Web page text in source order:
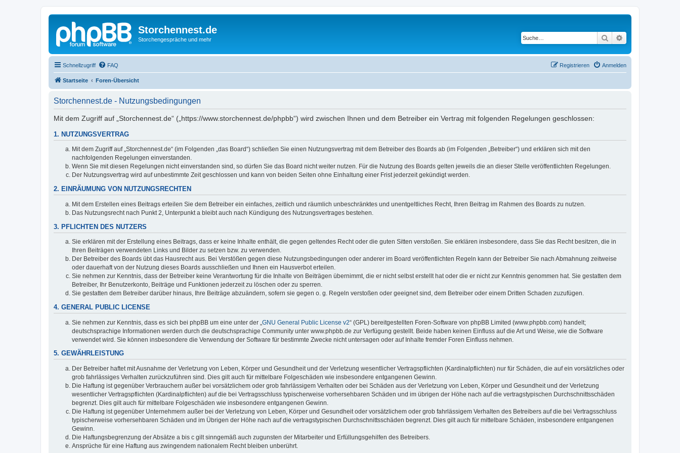
Storchennest.de
Storchengespräche und mehr Suche
Schnellzugriff FAQ Anmelden
Registrieren
Startseite Foren-Übersicht
Storchennest.de - Nutzungsbedingungen
Mit dem Zugriff auf „Storchennest.de“ („https://www.storchennest.de/phpbb“) wird zwischen Ihnen und dem Betreiber ein Vertrag mit folgenden Regelungen geschlossen:
1. NUTZUNGSVERTRAG
Mit dem Zugriff auf „Storchennest.de“ (im Folgenden „das Board“) schließen Sie einen Nutzungsvertrag mit dem Betreiber des Boards ab (im Folgenden „Betreiber“) und erklären sich mit den
nachfolgenden Regelungen einverstanden.
Wenn Sie mit diesen Regelungen nicht einverstanden sind, so dürfen Sie das Board nicht weiter nutzen. Für die Nutzung des Boards gelten jeweils die an dieser Stelle veröffentlichten Regelungen.
Der Nutzungsvertrag wird auf unbestimmte Zeit geschlossen und kann von beiden Seiten ohne Einhaltung einer Frist jederzeit gekündigt werden.
2. EINRÄUMUNG VON NUTZUNGSRECHTEN
Mit dem Erstellen eines Beitrags erteilen Sie dem Betreiber ein einfaches, zeitlich und räumlich unbeschränktes und unentgeltliches Recht, Ihren Beitrag im Rahmen des Boards zu nutzen.
Das Nutzungsrecht nach Punkt 2, Unterpunkt a bleibt auch nach Kündigung des Nutzungsvertrages bestehen.
3. PFLICHTEN DES NUTZERS
Sie erklären mit der Erstellung eines Beitrags, dass er keine Inhalte enthält, die gegen geltendes Recht oder die guten Sitten verstoßen. Sie erklären insbesondere, dass Sie das Recht besitzen, die in
Ihren Beiträgen verwendeten Links und Bilder zu setzen bzw. zu verwenden.
Der Betreiber des Boards übt das Hausrecht aus. Bei Verstößen gegen diese Nutzungsbedingungen oder anderer im Board veröffentlichten Regeln kann der Betreiber Sie nach Abmahnung zeitweise
oder dauerhaft von der Nutzung dieses Boards ausschließen und Ihnen ein Hausverbot erteilen.
Sie nehmen zur Kenntnis, dass der Betreiber keine Verantwortung für die Inhalte von Beiträgen übernimmt, die er nicht selbst erstellt hat oder die er nicht zur Kenntnis genommen hat. Sie gestatten dem
Betreiber, Ihr Benutzerkonto, Beiträge und Funktionen jederzeit zu löschen oder zu sperren.
Sie gestatten dem Betreiber darüber hinaus, Ihre Beiträge abzuändern, sofern sie gegen o. g. Regeln verstoßen oder geeignet sind, dem Betreiber oder einem Dritten Schaden zuzufügen.
4. GENERAL PUBLIC LICENSE
Sie nehmen zur Kenntnis, dass es sich bei phpBB um eine unter der „ GNU General Public License v2“ (GPL) bereitgestellten Foren-Software von phpBB Limited (www.phpbb.com) handelt;
deutschsprachige Informationen werden durch die deutschsprachige Community unter www.phpbb.de zur Verfügung gestellt. Beide haben keinen Einfluss auf die Art und Weise, wie die Software
verwendet wird. Sie können insbesondere die Verwendung der Software für bestimmte Zwecke nicht untersagen oder auf Inhalte fremder Foren Einfluss nehmen.
5. GEWÄHRLEISTUNG
Der Betreiber haftet mit Ausnahme der Verletzung von Leben, Körper und Gesundheit und der Verletzung wesentlicher Vertragspflichten (Kardinalpflichten) nur für Schäden, die auf ein vorsätzliches oder
grob fahrlässiges Verhalten zurückzuführen sind. Dies gilt auch für mittelbare Folgeschäden wie insbesondere entgangenen Gewinn.
Die Haftung ist gegenüber Verbrauchern außer bei vorsätzlichem oder grob fahrlässigem Verhalten oder bei Schäden aus der Verletzung von Leben, Körper und Gesundheit und der Verletzung
wesentlicher Vertragspflichten (Kardinalpflichten) auf die bei Vertragsschluss typischerweise vorhersehbaren Schäden und im übrigen der Höhe nach auf die vertragstypischen Durchschnittsschäden
begrenzt. Dies gilt auch für mittelbare Folgeschäden wie insbesondere entgangenen Gewinn.
Die Haftung ist gegenüber Unternehmern außer bei der Verletzung von Leben, Körper und Gesundheit oder vorsätzlichem oder grob fahrlässigem Verhalten des Betreibers auf die bei Vertragsschluss
typischerweise vorhersehbaren Schäden und im Übrigen der Höhe nach auf die vertragstypischen Durchschnittsschäden begrenzt. Dies gilt auch für mittelbare Schäden, insbesondere entgangenen
Gewinn.
Die Haftungsbegrenzung der Absätze a bis c gilt sinngemäß auch zugunsten der Mitarbeiter und Erfüllungsgehilfen des Betreibers.
Ansprüche für eine Haftung aus zwingendem nationalem Recht bleiben unberührt.